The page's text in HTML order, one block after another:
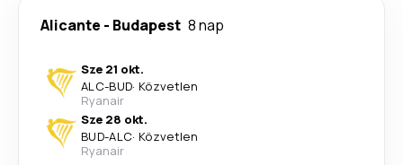
Alicante - Budapest 8 nap
Sze 21 okt.
ALC-BUD· Közvetlen
Ryanair
Sze 28 okt.
BUD-ALC· Közvetlen
Ryanair